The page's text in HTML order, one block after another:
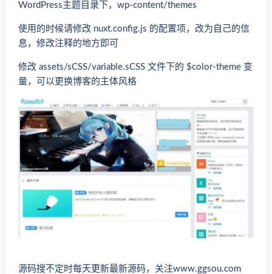
WordPress主题目录下，wp-content/themes
使用的时候请修改 nuxt.config.js 的配置项，改为自己的信
息，修改注释的地方即可
修改 assets/sCSS/variable.sCSS 文件下的 $color-theme 变
量，可以更换博客的主体风格
源码搜不定时每天更新最新源码，关注www.ggsou.com